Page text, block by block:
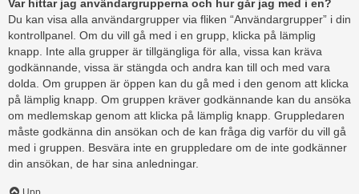
Var hittar jag användargrupperna och hur går jag med i en?
Du kan visa alla användargrupper via fliken “Användargrupper” i din
kontrollpanel. Om du vill gå med i en grupp, klicka på lämplig
knapp. Inte alla grupper är tillgängliga för alla, vissa kan kräva
godkännande, vissa är stängda och andra kan till och med vara
dolda. Om gruppen är öppen kan du gå med i den genom att klicka
på lämplig knapp. Om gruppen kräver godkännande kan du ansöka
om medlemskap genom att klicka på lämplig knapp. Gruppledaren
måste godkänna din ansökan och de kan fråga dig varför du vill gå
med i gruppen. Besvära inte en gruppledare om de inte godkänner
din ansökan, de har sina anledningar.